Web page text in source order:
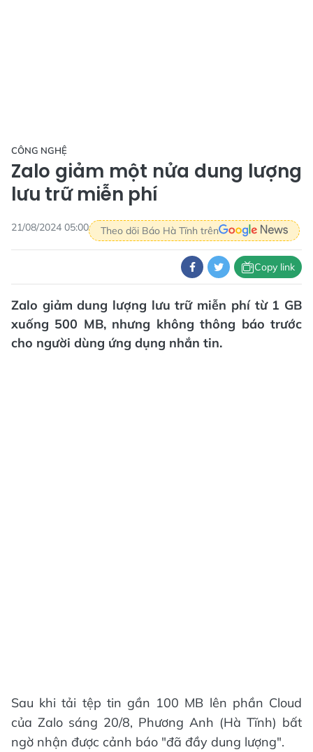
CÔNG NGHỆ
Zalo giảm một nửa dung lượng
lưu trữ miễn phí
21/08/2024 05:00 Theo dõi Báo Hà Tĩnh trên
Copy link
Zalo giảm dung lượng lưu trữ miễn phí từ 1 GB
xuống 500 MB, nhưng không thông báo trước
cho người dùng ứng dụng nhắn tin.
Sau khi tải tệp tin gần 100 MB lên phần Cloud
của Zalo sáng 20/8, Phương Anh (Hà Tĩnh) bất
ngờ nhận được cảnh báo "đã đầy dung lượng".